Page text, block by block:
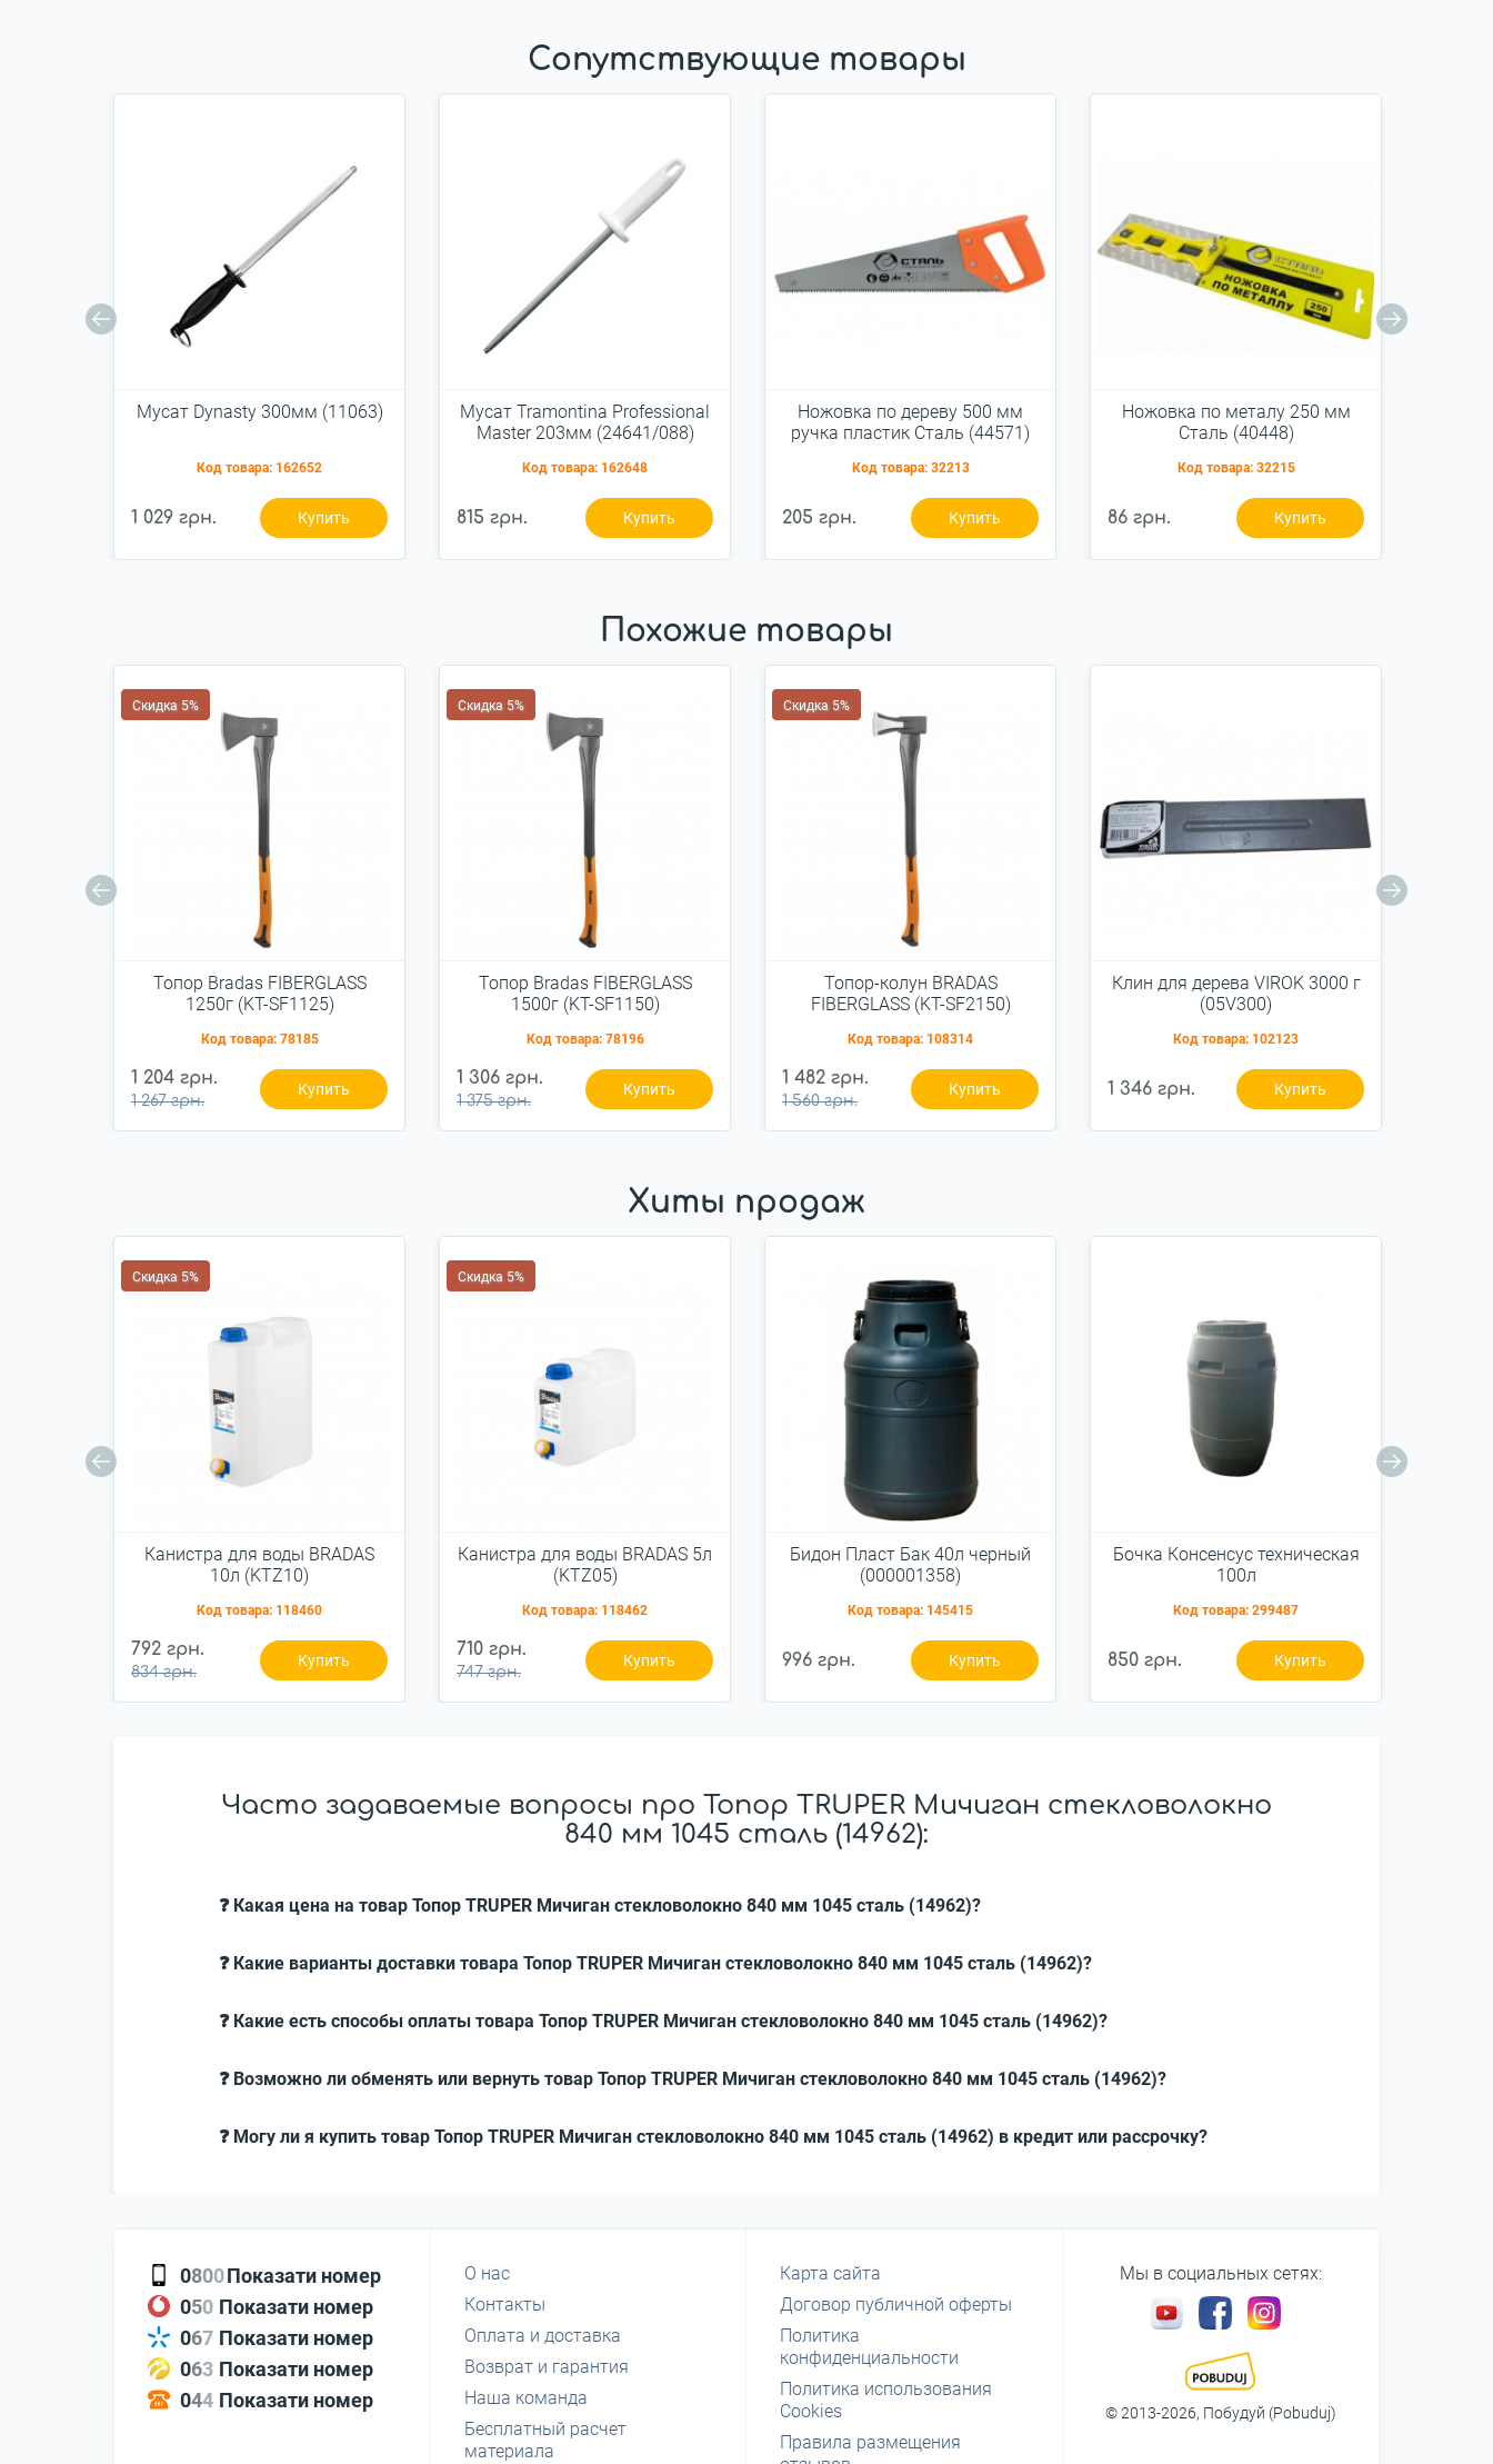
Сопутствующие товары
Мусат Dynasty 300мм (11063)
Код товара: 162652
1 029 грн. Купить
Мусат Tramontina Professional
Master 203мм (24641/088)
Код товара: 162648
815 грн. Купить
Ножовка по дереву 500 мм
ручка пластик Сталь (44571)
Код товара: 32213
205 грн. Купить
Ножовка по металу 250 мм
Cталь (40448)
Код товара: 32215
86 грн. Купить
Похожие товары
Скидка 5%
Топор Bradas FIBERGLASS
1250г (KT-SF1125)
Код товара: 78185
1 204 грн.
1 267 грн.
Купить
Скидка 5%
Топор Bradas FIBERGLASS
1500г (KT-SF1150)
Код товара: 78196
1 306 грн.
1 375 грн.
Купить
Скидка 5%
Топор-колун BRADAS
FIBERGLASS (KT-SF2150)
Код товара: 108314
1 482 грн.
1 560 грн.
Купить
Клин для дерева VIROK 3000 г
(05V300)
Код товара: 102123
1 346 грн. Купить
Хиты продаж
Скидка 5%
Канистра для воды BRADAS
10л (KTZ10)
Код товара: 118460
792 грн.
834 грн.
Купить
Скидка 5%
Канистра для воды BRADAS 5л
(KTZ05)
Код товара: 118462
710 грн.
747 грн.
Купить
Бидон Пласт Бак 40л черный
(000001358)
Код товара: 145415
996 грн. Купить
Бочка Консенсус техническая
100л
Код товара: 299487
850 грн. Купить
Часто задаваемые вопросы про Топор TRUPER Мичиган стекловолокно
840 мм 1045 сталь (14962):
❓ Какая цена на товар Топор TRUPER Мичиган стекловолокно 840 мм 1045 сталь (14962)?
❓ Какие варианты доставки товара Топор TRUPER Мичиган стекловолокно 840 мм 1045 сталь (14962)?
❓ Какие есть способы оплаты товара Топор TRUPER Мичиган стекловолокно 840 мм 1045 сталь (14962)?
❓ Возможно ли обменять или вернуть товар Топор TRUPER Мичиган стекловолокно 840 мм 1045 сталь (14962)?
❓ Могу ли я купить товар Топор TRUPER Мичиган стекловолокно 840 мм 1045 сталь (14962) в кредит или рассрочку?
0800Показати номер
050 Показати номер
067 Показати номер
063 Показати номер
044 Показати номер
О нас
Контакты
Оплата и доставка
Возврат и гарантия
Наша команда
Бесплатный расчет
материала
Карта сайта
Договор публичной оферты
Политика
конфиденциальности
Политика использования
Cookies
Правила размещения
Мы в социальных сетях:
© 2013-2026, Побудуй (Pobuduj)